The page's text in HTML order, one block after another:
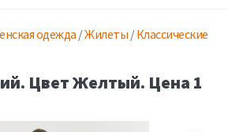
одежда /Жилеты /Классические
Цвет Желтый. Цена 1